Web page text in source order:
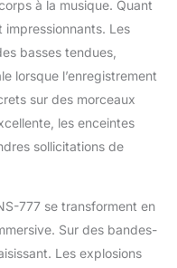
à la musique. Quant
Les
basses tendues,
lorsque l’enregistrement
sur des morceaux
les enceintes
sollicitations de
777 se transforment en
Sur des bandes-
Les explosions